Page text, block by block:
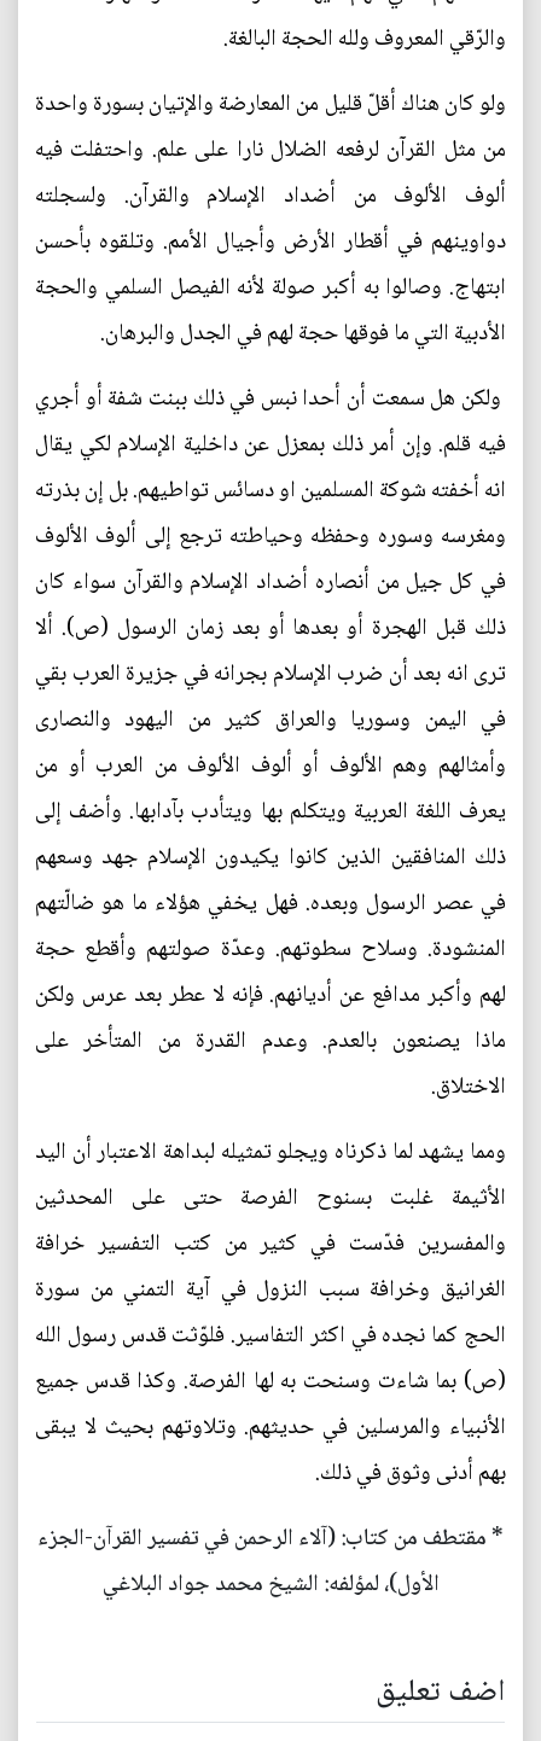
والرّقي المعروف ولله الحجة البالغة.
ولو كان هناك أقلّ قليل من المعارضة والإتيان بسورة واحدة
من مثل القرآن لرفعه الضلال نارا على علم. واحتفلت فيه
ألوف الألوف من أضداد الإسلام والقرآن. ولسجلته
دواوينهم في أقطار الأرض وأجيال الأمم. وتلقوه بأحسن
ابتهاج. وصالوا به أكبر صولة لأنه الفيصل السلمي والحجة
الأدبية التي ما فوقها حجة لهم في الجدل والبرهان.
ولكن هل سمعت أن أحدا نبس في ذلك ببنت شفة أو أجري
فيه قلم. وإن أمر ذلك بمعزل عن داخلية الإسلام لكي يقال
انه أخفته شوكة المسلمين او دسائس تواطيهم. بل إن بذرته
ومغرسه وسوره وحفظه وحياطته ترجع إلى ألوف الألوف
في كل جيل من أنصاره أضداد الإسلام والقرآن سواء كان
ذلك قبل الهجرة أو بعدها أو بعد زمان الرسول (ص). ألا
ترى انه بعد أن ضرب الإسلام بجرانه في جزيرة العرب بقي
في اليمن وسوريا والعراق كثير من اليهود والنصارى
وأمثالهم وهم الألوف أو ألوف الألوف من العرب أو من
يعرف اللغة العربية ويتكلم بها ويتأدب بآدابها. وأضف إلى
ذلك المنافقين الذين كانوا يكيدون الإسلام جهد وسعهم
في عصر الرسول وبعده. فهل يخفي هؤلاء ما هو ضالّتهم
المنشودة. وسلاح سطوتهم. وعدّة صولتهم وأقطع حجة
لهم وأكبر مدافع عن أديانهم. فإنه لا عطر بعد عرس ولكن
ماذا يصنعون بالعدم. وعدم القدرة من المتأخر على
الاختلاق.
ومما يشهد لما ذكرناه ويجلو تمثيله لبداهة الاعتبار أن اليد
الأثيمة غلبت بسنوح الفرصة حتى على المحدثين
والمفسرين فدّست في كثير من كتب التفسير خرافة
الغرانيق وخرافة سبب النزول في آية التمني من سورة
الحج كما نجده في اكثر التفاسير. فلوّثت قدس رسول الله
(ص) بما شاءت وسنحت به لها الفرصة. وكذا قدس جميع
الأنبياء والمرسلين في حديثهم. وتلاوتهم بحيث لا يبقى
بهم أدنى وثوق في ذلك.
* مقتطف من كتاب: (آلاء الرحمن في تفسير القرآن-الجزء
الأول)، لمؤلفه: الشيخ محمد جواد البلاغي
اضف تعليق